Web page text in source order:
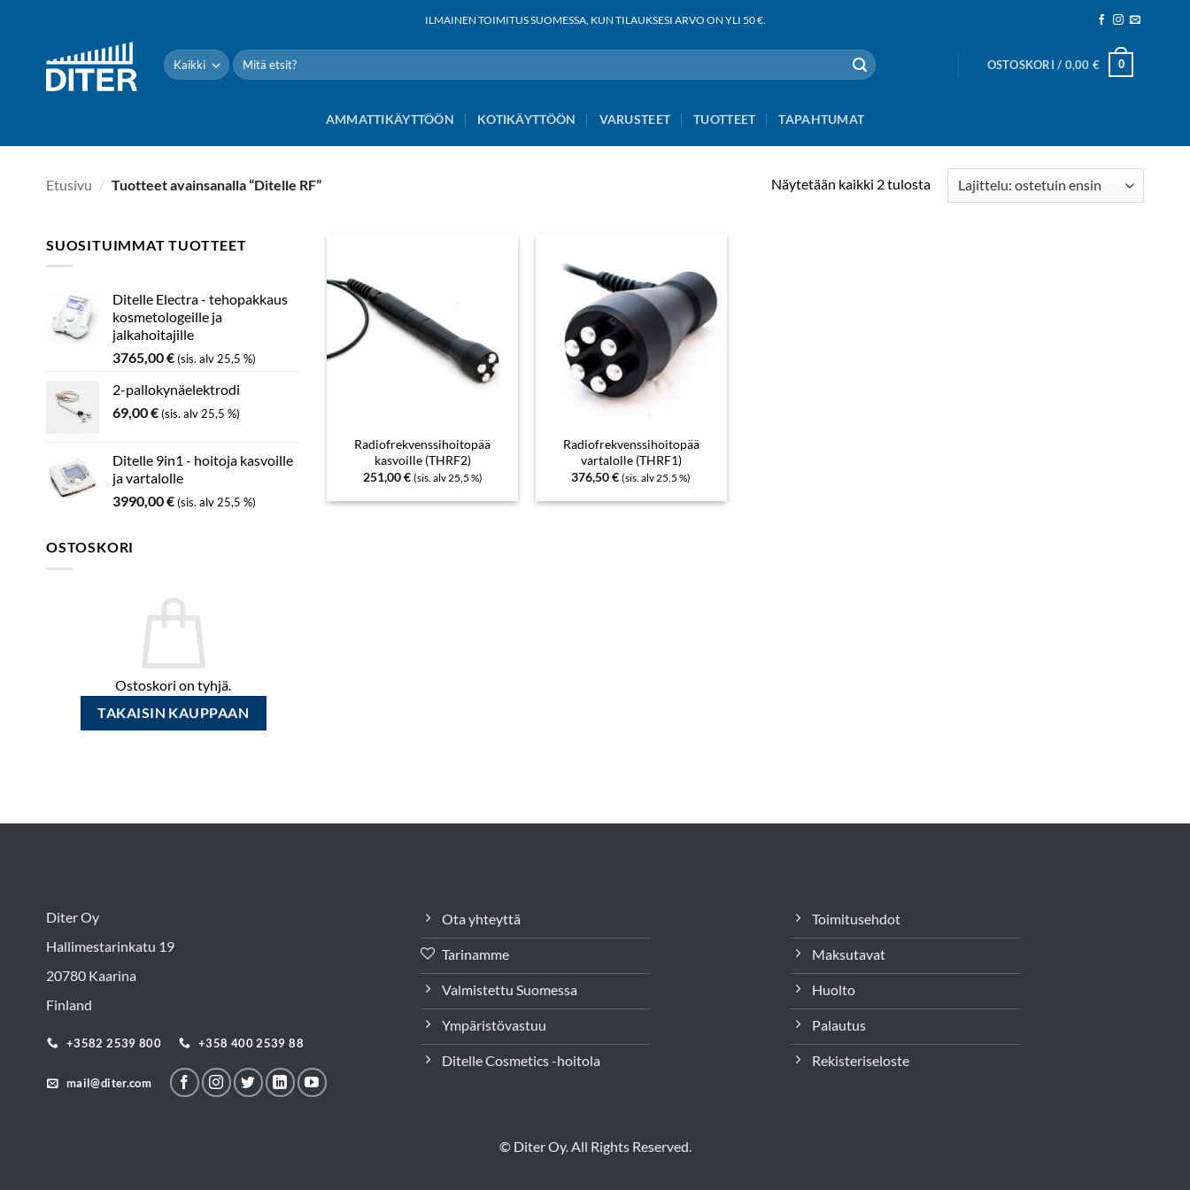
ILMAINEN TOIMITUS SUOMESSA, KUN TILAUKSESI ARVO ON YLI 50 €.
Etsi:
OSTOSKORI / 0,00 € 0
AMMATTIKÄYTTÖÖN KOTIKÄYTTÖÖN VARUSTEET TUOTTEET TAPAHTUMAT
Etusivu / Tuotteet avainsanalla “Ditelle RF” Näytetään kaikki 2 tulostaSuosituimmat
ensin
SUOSITUIMMAT TUOTTEET
Ditelle Electra - tehopakkaus
kosmetologeille ja
jalkahoitajille
3765,00€(sis. alv 25,5 %)
2-pallokynäelektrodi
69,00€(sis. alv 25,5 %)
Ditelle 9in1 - hoitoja kasvoille
ja vartalolle
3990,00€(sis. alv 25,5 %)
OSTOSKORI
Ostoskori on tyhjä.
TAKAISIN KAUPPAAN
Radiofrekvenssihoitopää
kasvoille (THRF2)
251,00€ (sis. alv 25,5 %)
Add to
wishlist
Radiofrekvenssihoitopää
vartalolle (THRF1)
376,50€ (sis. alv 25,5 %)
Diter Oy
Hallimestarinkatu 19
20780 Kaarina
Finland
+3582 2539 800 +358 400 2539 88
mail@diter.com
Ota yhteyttä
Tarinamme
Valmistettu Suomessa
Ympäristövastuu
Ditelle Cosmetics -hoitola
Toimitusehdot
Maksutavat
Huolto
Palautus
Rekisteriseloste
© Diter Oy. All Rights Reserved.